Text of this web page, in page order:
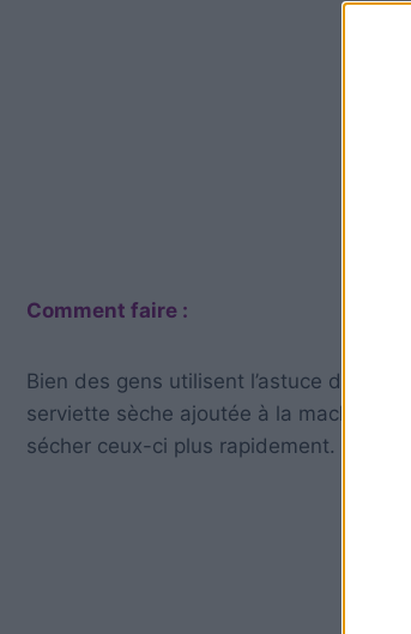
Comment faire :
Bien des gens utilisent l’astuce de la
serviette sèche ajoutée à la machine
sécher ceux-ci plus rapidement.